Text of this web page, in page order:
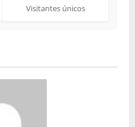
Visitantes únicos